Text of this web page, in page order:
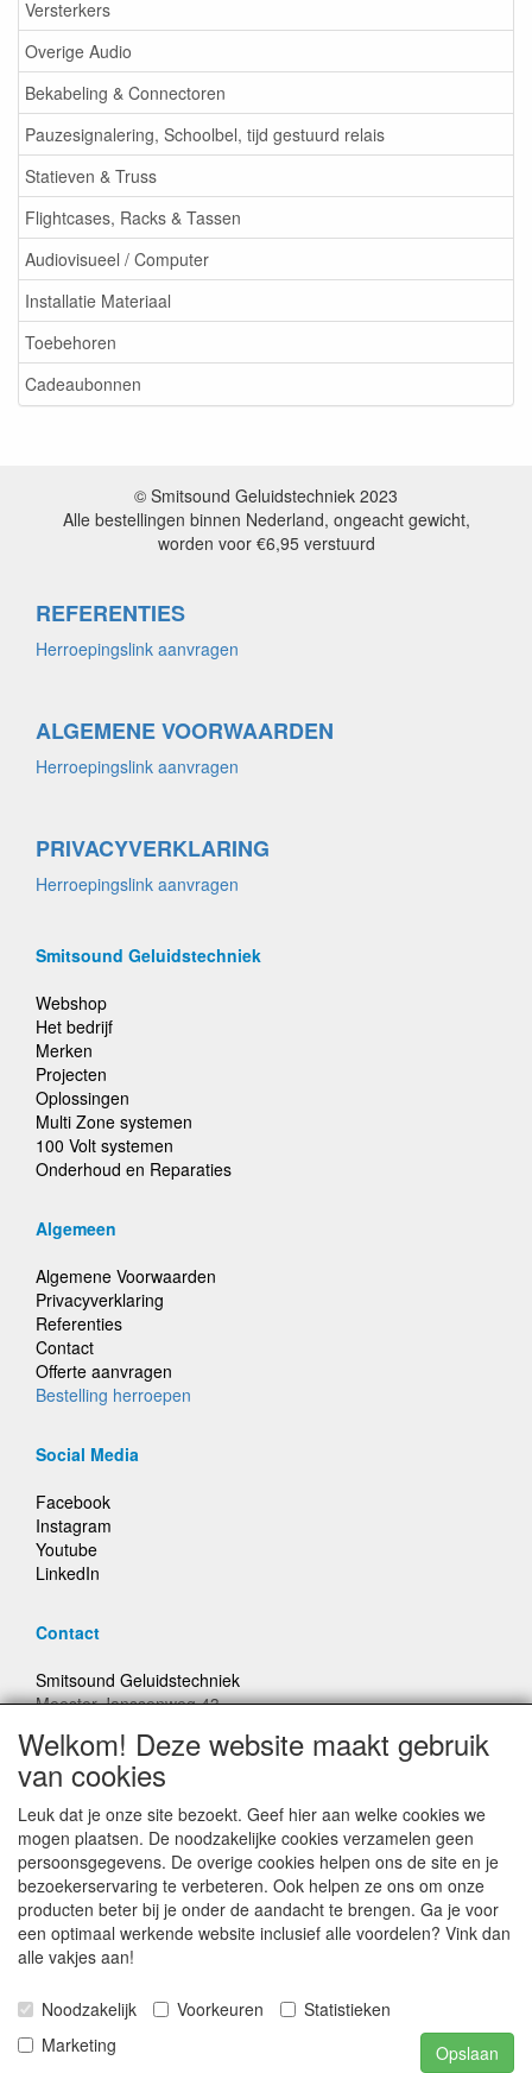
Versterkers
Overige Audio
Bekabeling & Connectoren
Pauzesignalering, Schoolbel, tijd gestuurd relais
Statieven & Truss
Flightcases, Racks & Tassen
Audiovisueel / Computer
Installatie Materiaal
Toebehoren
Cadeaubonnen
© Smitsound Geluidstechniek 2023
Alle bestellingen binnen Nederland, ongeacht gewicht,
worden voor €6,95 verstuurd
REFERENTIES
Herroepingslink aanvragen
ALGEMENE VOORWAARDEN
Herroepingslink aanvragen
PRIVACYVERKLARING
Herroepingslink aanvragen
Smitsound Geluidstechniek
Webshop
Het bedrijf
Merken
Projecten
Oplossingen
Multi Zone systemen
100 Volt systemen
Onderhoud en Reparaties
Algemeen
Algemene Voorwaarden
Privacyverklaring
Referenties
Contact
Offerte aanvragen
Bestelling herroepen
Social Media
Facebook
Instagram
Youtube
LinkedIn
Contact
Smitsound Geluidstechniek
Meester Janssenweg 43
E-mail: info@smitsound.nl
Telefoon: +31-(0)6-22256322
Bestellingen binnen Nederland, ongeacht gewicht, verstuurd
voor € 6,95
Prijzen inclusief 21% BTW, tenzij anders vermeldt
© Smitsound Geluidstechniek 2024, alle rechten
Welkom! Deze website maakt gebruik
van cookies
Leuk dat je onze site bezoekt. Geef hier aan welke cookies we
mogen plaatsen. De noodzakelijke cookies verzamelen geen
persoonsgegevens. De overige cookies helpen ons de site en je
bezoekerservaring te verbeteren. Ook helpen ze ons om onze
producten beter bij je onder de aandacht te brengen. Ga je voor
een optimaal werkende website inclusief alle voordelen? Vink dan
alle vakjes aan!
Noodzakelijk Voorkeuren
Statistieken
Marketing
Opslaan